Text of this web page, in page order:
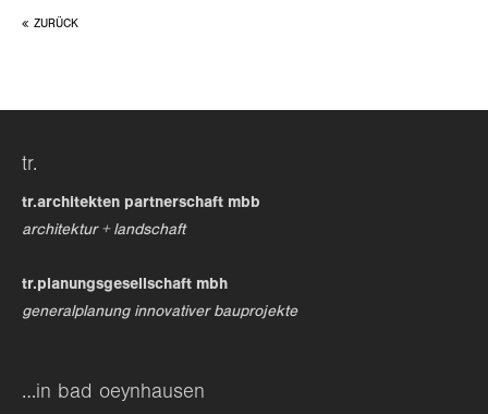
get in touch
376-293 city road, suite 600
san francisco, ca 94102
+44 1234 567 890
ZURÜCK
tr.
tr.architekten partnerschaft mbb
architektur + landschaft
tr.planungsgesellschaft mbh
generalplanung innovativer bauprojekte
…in bad oeynhausen